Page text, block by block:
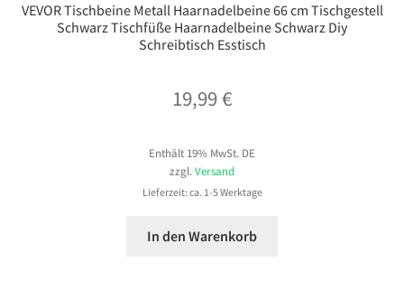
VEVOR Tischbeine Metall Haarnadelbeine 66 cm Tischgestell
Schwarz Tischfüße Haarnadelbeine Schwarz Diy
Schreibtisch Esstisch
19,99€
Enthält 19% MwSt. DE
zzgl.Versand
Lieferzeit: ca. 1-5 Werktage
In den Warenkorb